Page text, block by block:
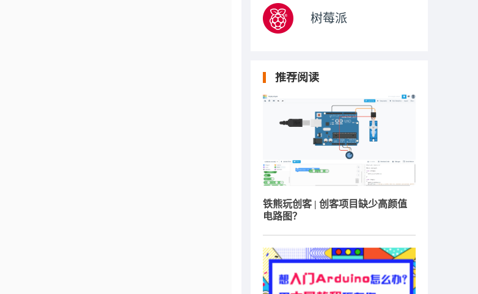
树莓派
推荐阅读
铁熊玩创客 | 创客项目缺少高颜值
电路图？